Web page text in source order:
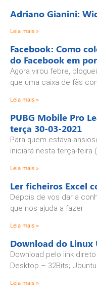
Adriano Gianini:
Leia mais »
Facebook: Como
do Facebook em
Agora virou febre,
que uma caixa de fãs
Leia mais »
PUBG Mobile Pro
terça 30-03-2021
Para quem estava
iniciará nesta terça-feira
Leia mais »
Ler ficheiros Excel
Depois de vos dar a
que nos ajuda a fazer
Leia mais »
Download do Linux
Download pelo link
Desktop – 32Bits;
Leia mais »